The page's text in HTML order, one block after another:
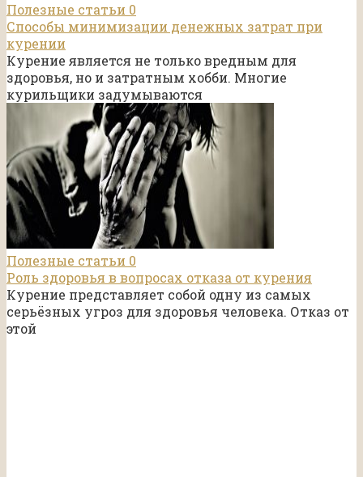
Полезные статьи 0
Способы минимизации денежных затрат при
курении
Курение является не только вредным для
здоровья, но и затратным хобби. Многие
курильщики задумываются
Полезные статьи 0
Роль здоровья в вопросах отказа от курения
Курение представляет собой одну из самых
серьёзных угроз для здоровья человека. Отказ от
этой